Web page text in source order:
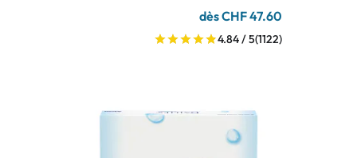
dès CHF 47.60
4.84 / 5(1122)